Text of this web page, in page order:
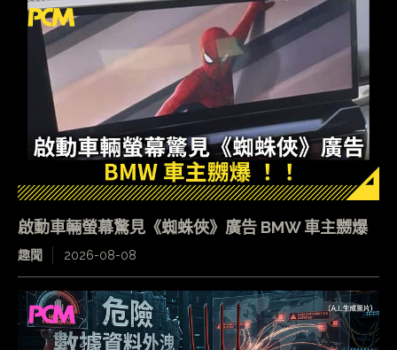
啟動車輛螢幕驚見《蜘蛛俠》廣告 BMW 車主嬲爆
趣聞 2026-08-08